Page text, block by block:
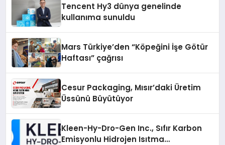
Tencent Hy3 dünya genelinde
kullanıma sunuldu
Mars Türkiye’den “Köpeğini İşe Götür
Haftası” çağrısı
Cesur Packaging, Mısır’daki Üretim
Üssünü Büyütüyor
Kleen-Hy-Dro-Gen Inc., Sıfır Karbon
Emisyonlu Hidrojen Isıtma